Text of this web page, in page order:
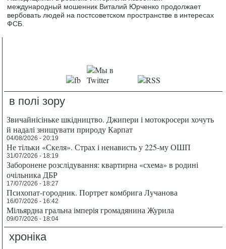
международный мошенник Виталий Юрченко продолжает
вербовать людей на постсоветском пространстве в интересах
ФСБ.
в полі зору
Звичайнісіньке шкідництво. Джипери і мотокросери хочуть
й надалі знищувати природу Карпат
04/08/2026 - 20:19
Не тільки «Скеля». Страх і ненависть у 225-му ОШП
31/07/2026 - 18:19
Заборонене розслідування: квартирна «схема» в родині
очільника ДБР
17/07/2026 - 18:27
Психопат-городник. Портрет комбрига Лучанова
16/07/2026 - 16:42
Мільярдна гральна імперія громадянина Журила
09/07/2026 - 18:04
хроніка